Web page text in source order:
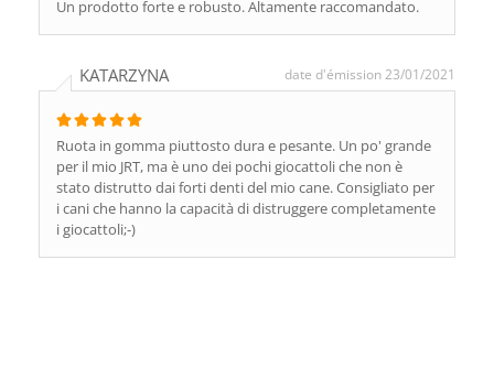
Un prodotto forte e robusto. Altamente raccomandato.
KATARZYNA date d'émission 23/01/2021
Ruota in gomma piuttosto dura e pesante. Un po' grande
per il mio JRT, ma è uno dei pochi giocattoli che non è
stato distrutto dai forti denti del mio cane. Consigliato per
i cani che hanno la capacità di distruggere completamente
i giocattoli;-)